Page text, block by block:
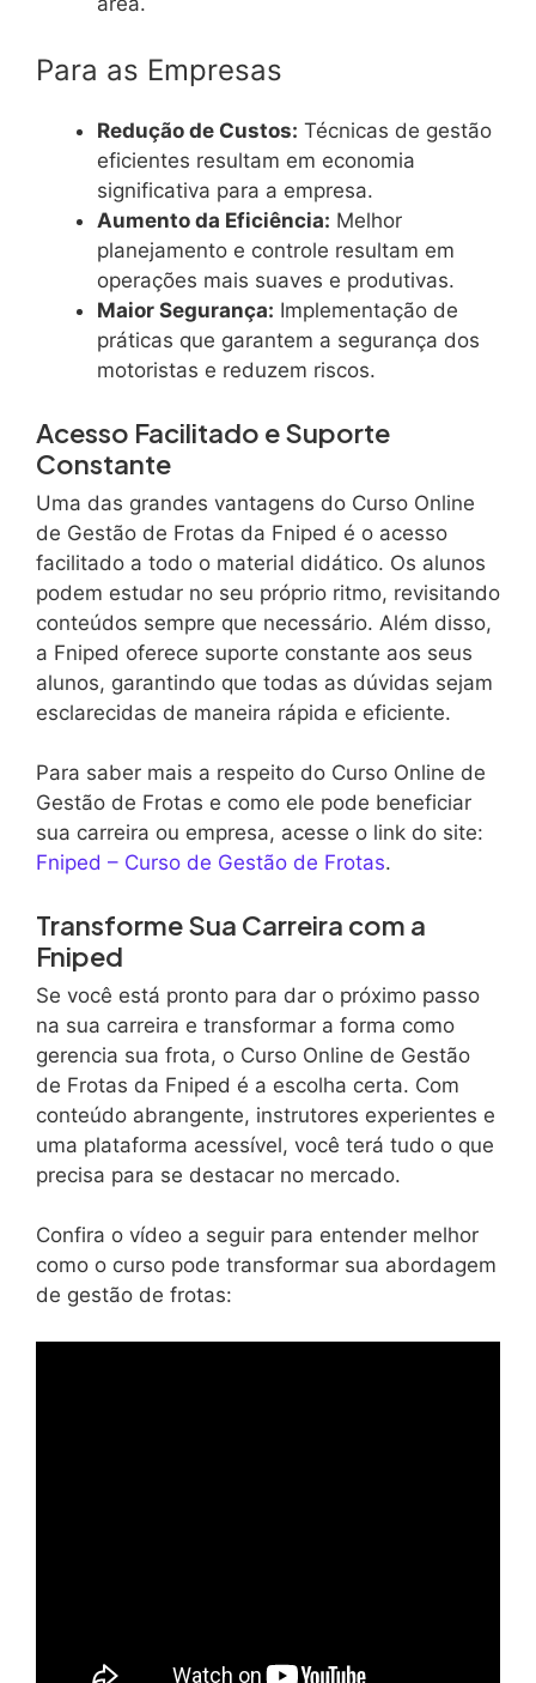
Para as Empresas
Redução de Custos: Técnicas de gestão
eficientes resultam em economia
significativa para a empresa.
Aumento da Eficiência: Melhor
planejamento e controle resultam em
operações mais suaves e produtivas.
Maior Segurança: Implementação de
práticas que garantem a segurança dos
motoristas e reduzem riscos.
Acesso Facilitado e Suporte
Constante
Uma das grandes vantagens do Curso Online
de Gestão de Frotas da Fniped é o acesso
facilitado a todo o material didático. Os alunos
podem estudar no seu próprio ritmo, revisitando
conteúdos sempre que necessário. Além disso,
a Fniped oferece suporte constante aos seus
alunos, garantindo que todas as dúvidas sejam
esclarecidas de maneira rápida e eficiente.
Para saber mais a respeito do Curso Online de
Gestão de Frotas e como ele pode beneficiar
sua carreira ou empresa, acesse o link do site:
Fniped – Curso de Gestão de Frotas.
Transforme Sua Carreira com a
Fniped
Se você está pronto para dar o próximo passo
na sua carreira e transformar a forma como
gerencia sua frota, o Curso Online de Gestão
de Frotas da Fniped é a escolha certa. Com
conteúdo abrangente, instrutores experientes e
uma plataforma acessível, você terá tudo o que
precisa para se destacar no mercado.
Confira o vídeo a seguir para entender melhor
como o curso pode transformar sua abordagem
de gestão de frotas: